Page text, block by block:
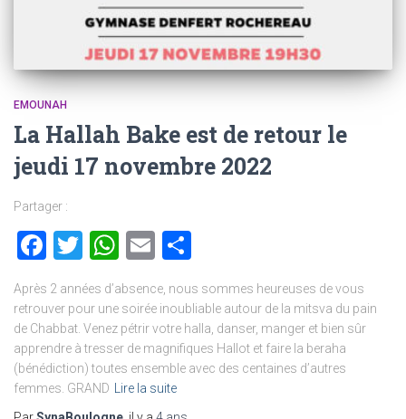
EMOUNAH
La Hallah Bake est de retour le
jeudi 17 novembre 2022
Partager :
Facebook
Twitter
WhatsApp
Email
Après 2 années d’absence, nous sommes heureuses de vous
retrouver pour une soirée inoubliable autour de la mitsva du pain
de Chabbat. Venez pétrir votre halla, danser, manger et bien sûr
apprendre à tresser de magnifiques Hallot et faire la beraha
(bénédiction) toutes ensemble avec des centaines d’autres
femmes. GRAND
Lire la suite